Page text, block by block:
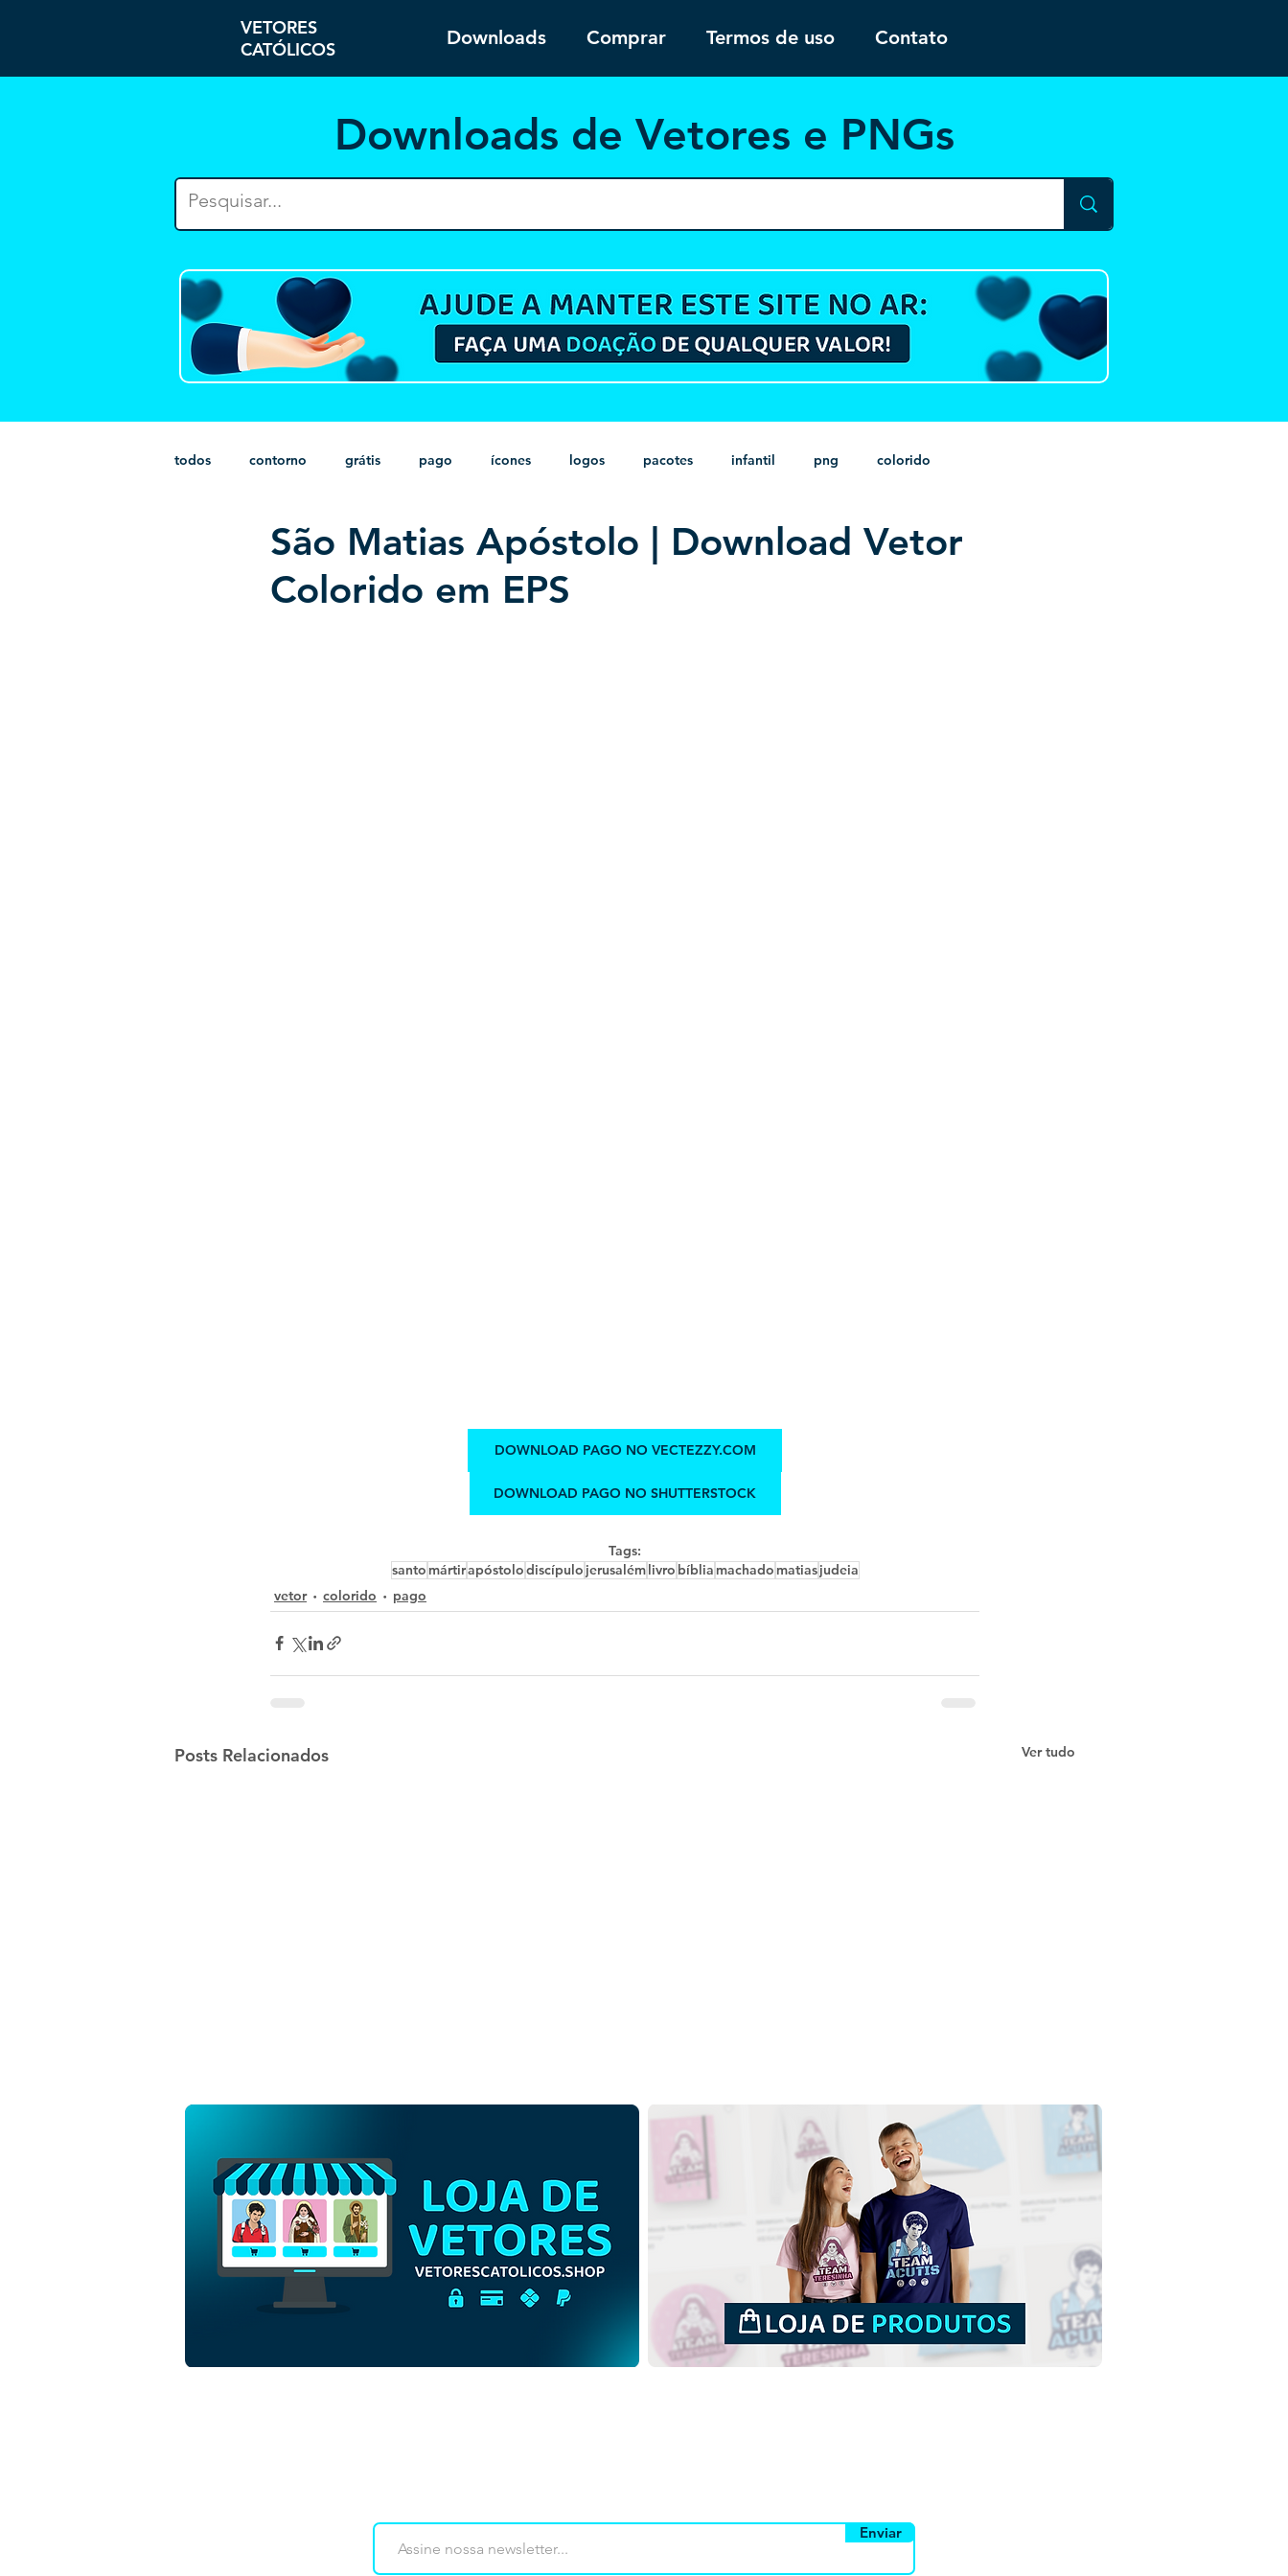
VETORES
CATÓLICOS
Downloads Comprar Termos de uso Contato
Downloads de Vetores e PNGs
todos contorno grátis pago ícones logos pacotes infantil png colorido
monocromático vetor estampas sem fundo HD minimalista psd heráldica
São Matias Apóstolo | Download Vetor
Colorido em EPS
DOWNLOAD PAGO NO VECTEZZY.COM
DOWNLOAD PAGO NO SHUTTERSTOCK
Tags:
santo mártirapóstolodiscípulo jerusalémlivro bíblia machado matiasjudeia
vetor
colorido pago
Posts Relacionados Ver tudo
São Matias Apóstolo |
Download Grátis Vetor
Contorno Monocromático
São Matias Apóstolo |
Download Grátis Ilustração
Contorno sem fundo em
São Matias Apóstolo |
Download Grátis Ilustração
Colorida sem fundo em PNG
Enviar